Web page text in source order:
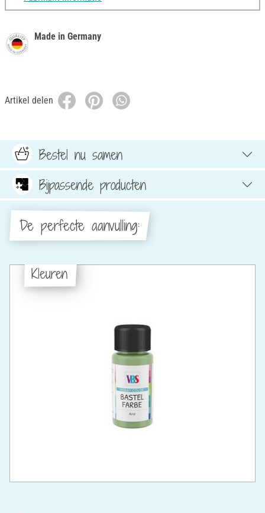
Made in Germany
Artikel delen
Bestel nu samen
Bijpassende producten
De perfecte aanvulling:
Kleuren